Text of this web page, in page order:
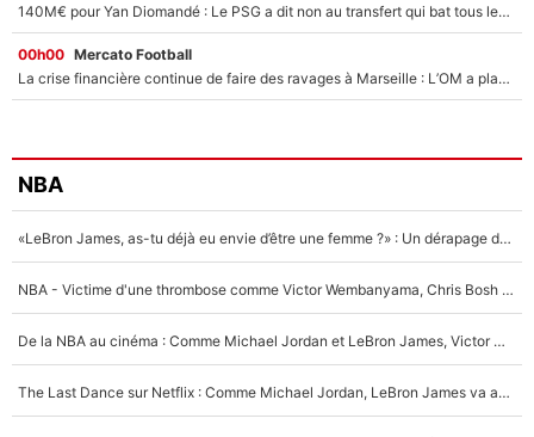
140M€ pour Yan Diomandé : Le PSG a dit non au transfert qui bat tous les records sur le mercato
00h00 Mercato Football
La crise financière continue de faire des ravages à Marseille : L’OM a placé 12 joueurs sur le marché des transferts… et ça pourrait lui rapporter près de 100M€ !
NBA
«LeBron James, as-tu déjà eu envie d’être une femme ?» : Un dérapage de Donald Trump sur la superstar de la NBA refait surface
NBA - Victime d'une thrombose comme Victor Wembanyama, Chris Bosh prévient le Français des risques sur sa santé : «J’ai failli mourir sur le coup et j’ai été ramené à la vie»
De la NBA au cinéma : Comme Michael Jordan et LeBron James, Victor Wembanyama rêve d'une carrière d'acteur !
The Last Dance sur Netflix : Comme Michael Jordan, LeBron James va avoir le droit à sa série !